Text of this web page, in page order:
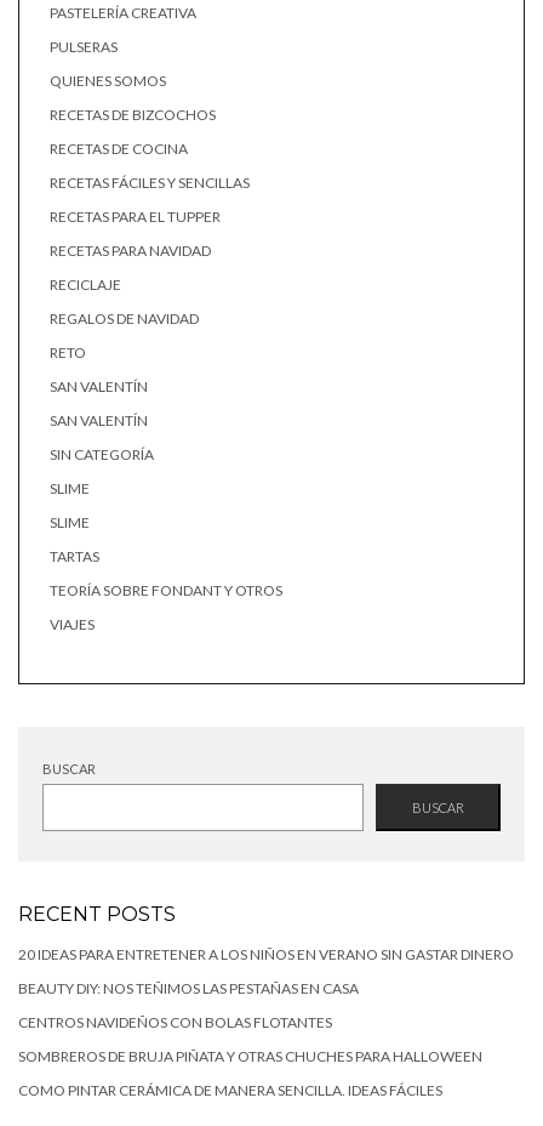
PASTELERÍA CREATIVA
PULSERAS
QUIENES SOMOS
RECETAS DE BIZCOCHOS
RECETAS DE COCINA
RECETAS FÁCILES Y SENCILLAS
RECETAS PARA EL TUPPER
RECETAS PARA NAVIDAD
RECICLAJE
REGALOS DE NAVIDAD
RETO
SAN VALENTÍN
SAN VALENTÍN
SIN CATEGORÍA
SLIME
SLIME
TARTAS
TEORÍA SOBRE FONDANT Y OTROS
VIAJES
BUSCAR
BUSCAR
RECENT POSTS
20 IDEAS PARA ENTRETENER A LOS NIÑOS EN VERANO SIN GASTAR DINERO
BEAUTY DIY: NOS TEÑIMOS LAS PESTAÑAS EN CASA
CENTROS NAVIDEÑOS CON BOLAS FLOTANTES
SOMBREROS DE BRUJA PIÑATA Y OTRAS CHUCHES PARA HALLOWEEN
COMO PINTAR CERÁMICA DE MANERA SENCILLA. IDEAS FÁCILES